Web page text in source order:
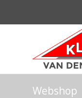
Webshop